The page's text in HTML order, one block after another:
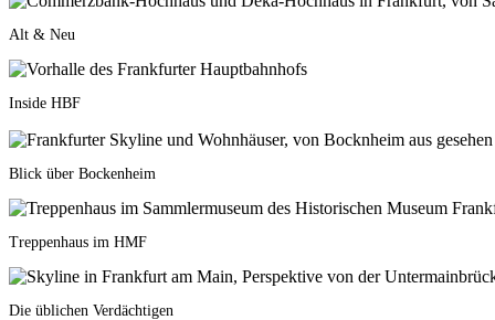
Alt & Neu
Inside HBF
Blick über Bockenheim
Treppenhaus im HMF
Die üblichen Verdächtigen